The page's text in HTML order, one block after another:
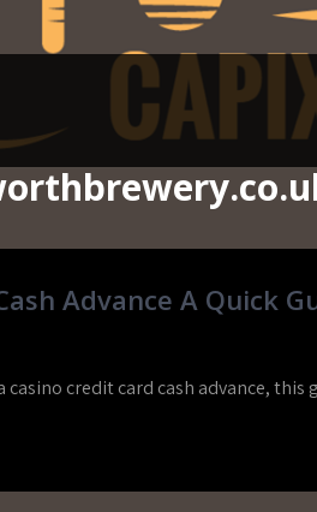
Advance A Quick
credit card cash advance, this